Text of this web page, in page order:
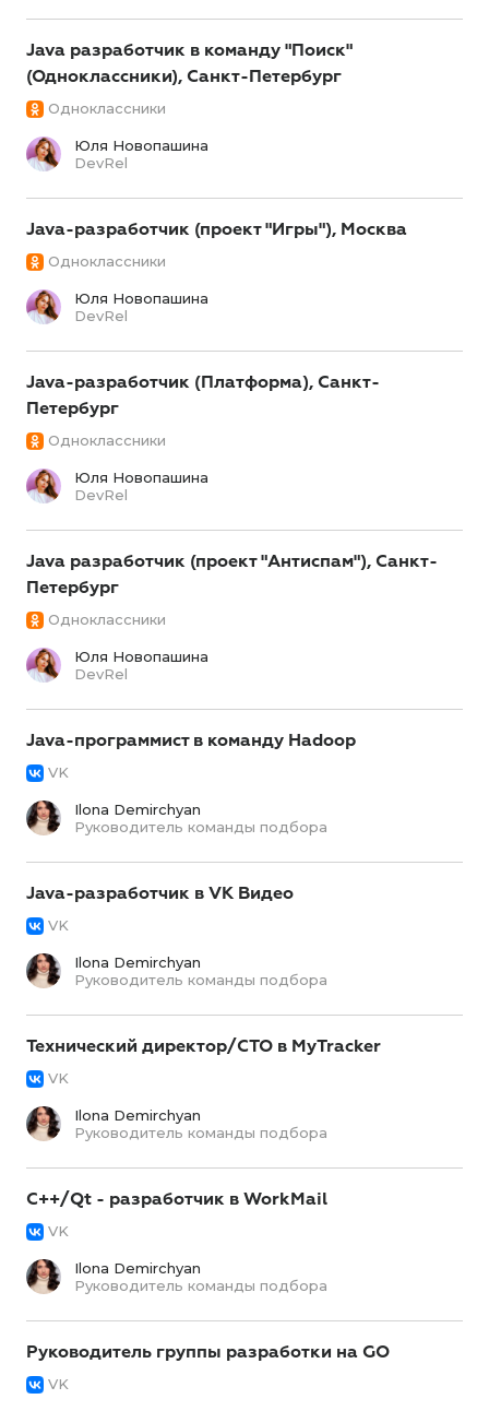
Java разработчик в команду "Поиск"
(Одноклассники), Санкт-Петербург
Одноклассники
Юля Новопашина
DevRel
Java-разработчик (проект "Игры"), Москва
Одноклассники
Юля Новопашина
DevRel
Java-разработчик (Платформа), Санкт-
Петербург
Одноклассники
Юля Новопашина
DevRel
Java разработчик (проект "Антиспам"), Санкт-
Петербург
Одноклассники
Юля Новопашина
DevRel
Java-программист в команду Hadoop
VK
Ilona Demirchyan
Руководитель команды подбора
Java-разработчик в VK Видео
VK
Ilona Demirchyan
Руководитель команды подбора
Технический директор/CTO в MyTracker
VK
Ilona Demirchyan
Руководитель команды подбора
С++/Qt - разработчик в WorkMail
VK
Ilona Demirchyan
Руководитель команды подбора
Руководитель группы разработки на GO
VK